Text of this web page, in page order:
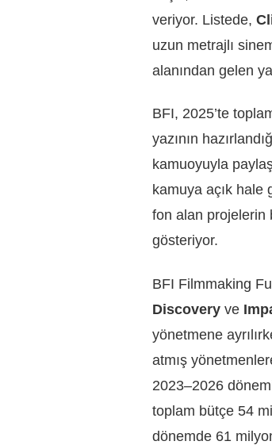
veriyor. Listede,
uzun metrajlı
alanından gelen
BFI, 2025’te
yazının
kamuoyuyla
kamuya açık hale
fon alan projelerin
gösteriyor.
BFI Filmmaking
Discovery ve
yönetmene
atmış
2023–2026
toplam bütçe 54
dönemde 61